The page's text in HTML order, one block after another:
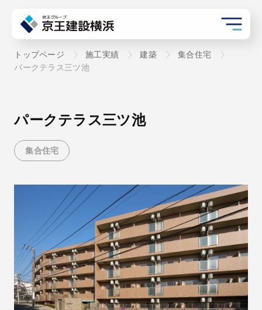
トップページ 施工実績 建築
集合住宅
パークテラス三ツ池
パークテラス三ツ池
集合住宅